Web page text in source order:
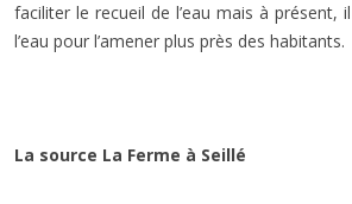
faciliter le recueil de l’eau mais à présent,
l’eau pour l’amener plus près des habitants.
La source La Ferme à Seillé